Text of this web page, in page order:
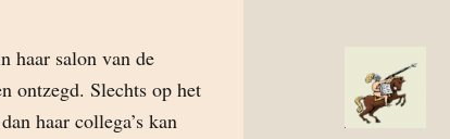
haar salon van de
ontzegd. Slechts op het
haar collega’s kan